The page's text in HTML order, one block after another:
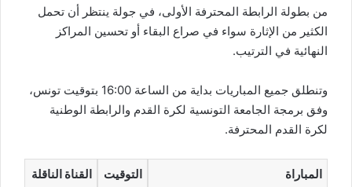
من بطولة الرابطة المحترفة الأولى، في جولة ينتظر أن تحمل
الكثير من الإثارة سواء في صراع البقاء أو تحسين المراكز
النهائية في الترتيب.
وتنطلق جميع المباريات بداية من الساعة 16:00 بتوقيت تونس،
وفق برمجة الجامعة التونسية لكرة القدم والرابطة الوطنية
لكرة القدم المحترفة.
المباراة التوقيت القناة الناقلة